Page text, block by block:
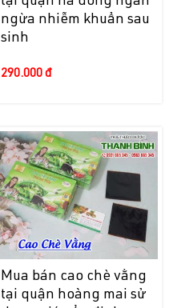
ngừa nhiễm khuẩn sau
sinh
290.000 đ
Mua bán cao chè vằng
tại quận hoàng mai sử